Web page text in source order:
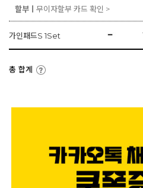
할부ㅣ 무이자할부 카드 확인 >
가인패드S 1Set
총 합계